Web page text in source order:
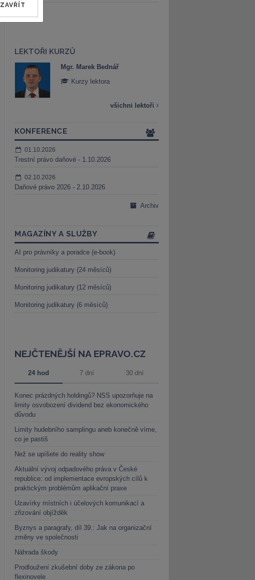
LEKTOŘI KURZŮ
Mgr. Marek Bednář
Kurzy lektora
všichni lektoři
KONFERENCE
01.10.2026
Trestní právo daňové - 1.10.2026
02.10.2026
Daňové právo 2026 - 2.10.2026
Archiv
MAGAZÍNY A SLUŽBY
AI pro právníky a poradce (e-book)
Monitoring judikatury (24 měsíců)
Monitoring judikatury (12 měsíců)
Monitoring judikatury (6 měsíců)
NEJČTENĚJŠÍ NA EPRAVO.CZ
24 hod 7 dní 30 dní
Konec prázdných holdingů? NSS upozorňuje na
limity osvobození dividend bez ekonomického
důvodu
Limity hudebního samplingu aneb konečně víme,
co je pastiš
Než se upíšete do reality show
Aktuální vývoj odpadového práva v České
republice: od implementace evropských cílů k
praktickým problémům aplikační praxe
Uzavírky místních i účelových komunikací a
zřizování objížděk
Byznys a paragrafy, díl 39.: Jak na organizační
změny ve společnosti
Náhrada škody
Prodloužení zkušební doby ze zákona po
flexinovele
ZAVŘÍT